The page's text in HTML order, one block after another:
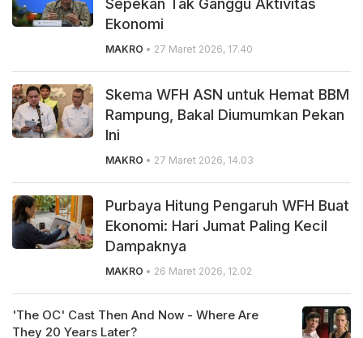
Sepekan Tak Ganggu Aktivitas
Ekonomi
MAKRO • 27 Maret 2026, 17.40
Skema WFH ASN untuk Hemat BBM
Rampung, Bakal Diumumkan Pekan
Ini
MAKRO • 27 Maret 2026, 14.03
Purbaya Hitung Pengaruh WFH Buat
Ekonomi: Hari Jumat Paling Kecil
Dampaknya
MAKRO • 26 Maret 2026, 12.02